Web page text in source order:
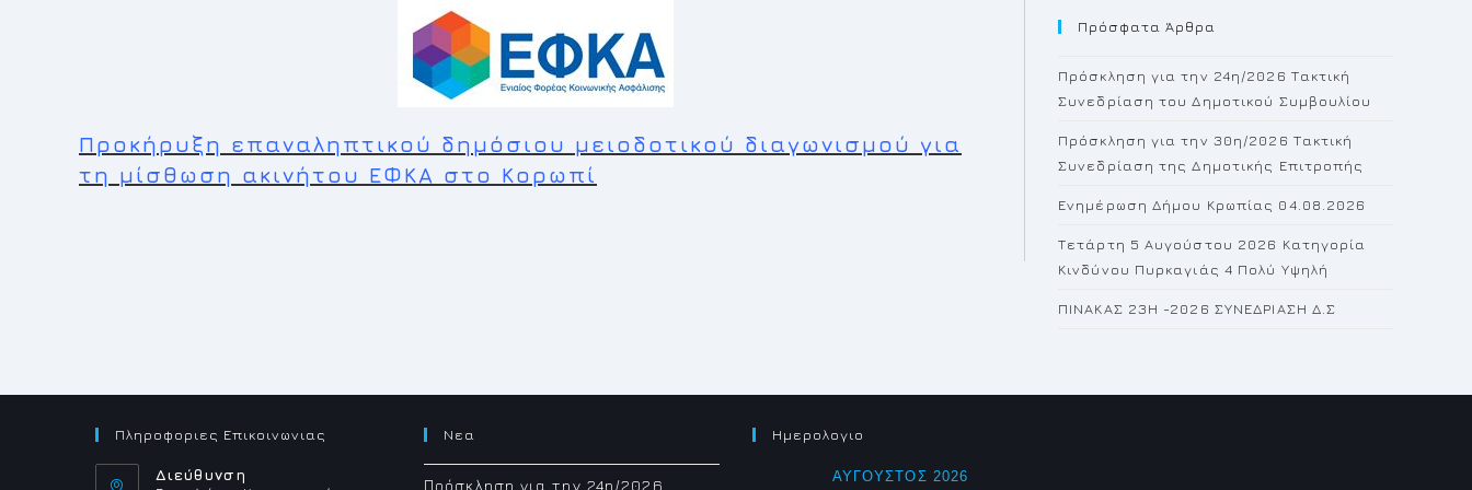
Προκήρυξη επαναληπτικού δημόσιου μειοδοτικού διαγωνισμού για
τη μίσθωση ακινήτου ΕΦΚΑ στο Κορωπί
Πρόσφατα Άρθρα
Πρόσκληση για την 24η/2026 Τακτική
Συνεδρίαση του Δημοτικού Συμβουλίου
Πρόσκληση για την 30η/2026 Τακτική
Συνεδρίαση της Δημοτικής Επιτροπής
Ενημέρωση Δήμου Κρωπίας 04.08.2026
Τετάρτη 5 Αυγούστου 2026 Κατηγορία
Κινδύνου Πυρκαγιάς 4 Πολύ Υψηλή
ΠΙΝΑΚΑΣ 23H -2026 ΣΥΝΕΔΡΙΑΣΗ Δ.Σ
Πληροφοριες Επικοινωνιας
Διεύθυνση
Νεα
Πρόσκληση για την 24η/2026
Ημερολογιο
ΑΎΓΟΥΣΤΟΣ 2026